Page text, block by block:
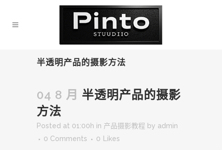
半透明产品的摄影方法
04 8 月 半透明产品的摄影
方法
Posted at 01:00h in 产品摄影教程 by admin
0 Comments
0 Likes